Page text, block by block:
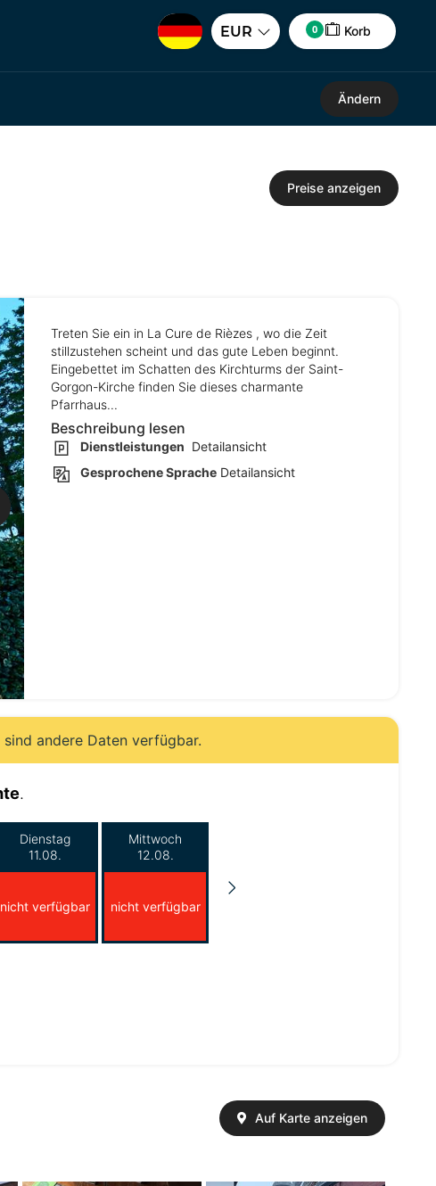
EUR 0 Korb
Ändern
Preise anzeigen
Treten Sie ein in La Cure de Rièzes , wo die Zeit
stillzustehen scheint und das gute Leben beginnt.
Eingebettet im Schatten des Kirchturms der Saint-
Gorgon-Kirche finden Sie dieses charmante
Pfarrhaus...
Beschreibung lesen
Dienstleistungen Detailansicht
Gesprochene Sprache Detailansicht
andere Daten verfügbar.
.
Dienstag
11.08.
nicht verfügbar
Mittwoch
12.08.
nicht verfügbar
Auf Karte anzeigen